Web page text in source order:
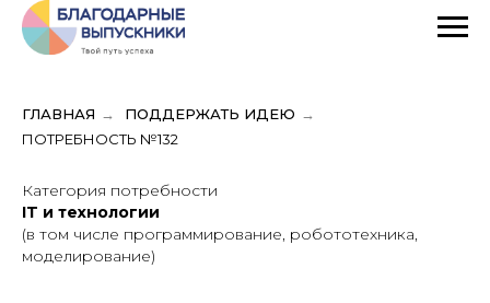
ГЛАВНАЯ → ПОДДЕРЖАТЬ ИДЕЮ →
ПОТРЕБНОСТЬ №132
Категория потребности
IT и технологии
(в том числе программирование, робототехника,
моделирование)